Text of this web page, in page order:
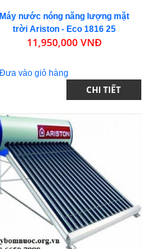
Máy nước nóng năng lượng mặt
trời Ariston - Eco 1816 25
11,950,000 VNĐ
CHI TIẾT